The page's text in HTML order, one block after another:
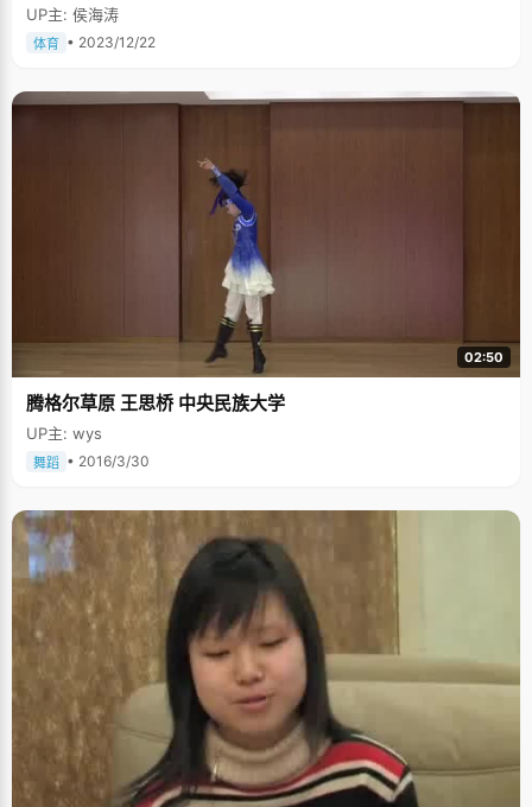
UP主: 侯海涛
体育 • 2023/12/22
02:50
腾格尔草原 王思桥 中央民族大学
UP主: wys
舞蹈 • 2016/3/30